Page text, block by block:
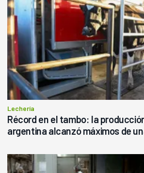
Lechería
Récord en el tambo: la
argentina alcanzó máximos de